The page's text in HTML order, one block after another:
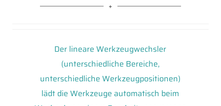
Der lineare Werkzeugwechsler
(unterschiedliche Bereiche,
unterschiedliche Werkzeugpositionen)
lädt die Werkzeuge automatisch beim